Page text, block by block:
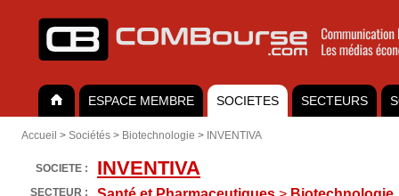
ESPACE MEMBRE SOCIETES SECTEURS
Accueil > Sociétés > Biotechnologie > INVENTIVA
SOCIETE : INVENTIVA
SECTEUR :